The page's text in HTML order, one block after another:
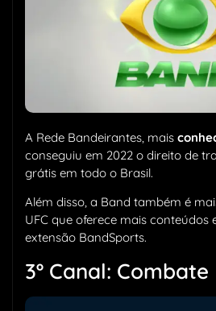
A Rede Bandeirantes, mais
conseguiu em 2022 o direito de
grátis em todo o Brasil.
Além disso, a Band também é
UFC que oferece mais conteúdos
extensão BandSports.
3º Canal: Combate